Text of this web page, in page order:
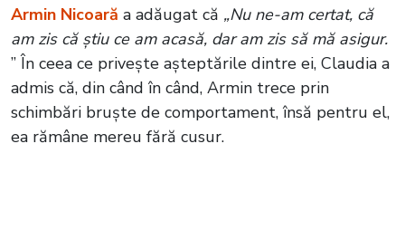
Armin Nicoară a adăugat că „Nu ne-am certat, că
am zis că știu ce am acasă, dar am zis să mă asigur.
” În ceea ce privește așteptările dintre ei, Claudia a
admis că, din când în când, Armin trece prin
schimbări bruște de comportament, însă pentru el,
ea rămâne mereu fără cusur.